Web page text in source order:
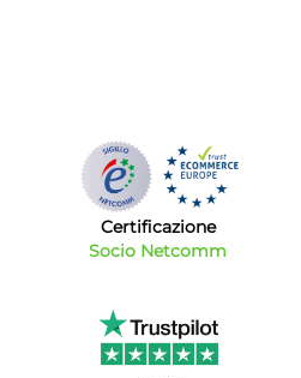
Certificazione
Socio Netcomm